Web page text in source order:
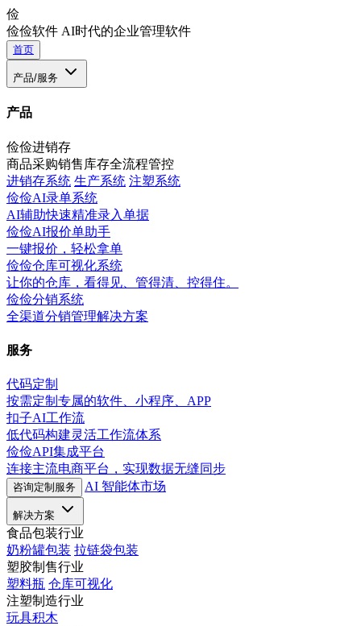
俭
俭俭软件 AI时代的企业管理软件
首页
产品/服务
产品
俭俭进销存
商品采购销售库存全流程管控
进销存系统 生产系统 注塑系统
俭俭AI录单系统
AI辅助快速精准录入单据
俭俭AI报价单助手
一键报价，轻松拿单
俭俭仓库可视化系统
让你的仓库，看得见、管得清、控得住。
俭俭分销系统
全渠道分销管理解决方案
服务
代码定制
按需定制专属的软件、小程序、APP
扣子AI工作流
低代码构建灵活工作流体系
俭俭API集成平台
连接主流电商平台，实现数据无缝同步
咨询定制服务 AI 智能体市场
解决方案
食品包装行业
奶粉罐包装 拉链袋包装
塑胶制售行业
塑料瓶 仓库可视化
注塑制造行业
玩具积木